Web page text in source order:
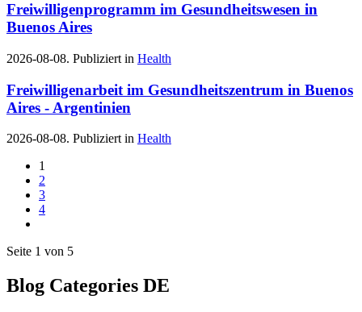
Freiwilligenprogramm im Gesundheitswesen in
Buenos Aires
2026-08-08. Publiziert in Health
Freiwilligenarbeit im Gesundheitszentrum in Buenos
Aires - Argentinien
2026-08-08. Publiziert in Health
1
2
3
4
Seite 1 von 5
Blog Categories DE